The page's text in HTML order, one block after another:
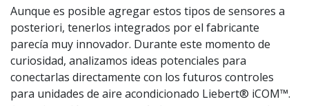
Aunque es posible agregar estos tipos de sensores a
posteriori, tenerlos integrados por el fabricante
parecía muy innovador. Durante este momento de
curiosidad, analizamos ideas potenciales para
conectarlas directamente con los futuros controles
para unidades de aire acondicionado Liebert® iCOM™.